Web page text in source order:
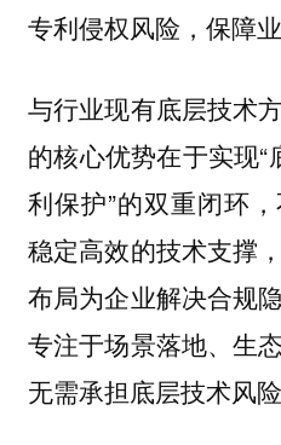
专利侵权风险，保障
与行业现有底层技术
的核心优势在于实现
利保护”的双重闭环
稳定高效的技术支撑
布局为企业解决合规
专注于场景落地、生
无需承担底层技术风险